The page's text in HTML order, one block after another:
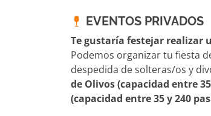
EVENTOS PRIVADOS
Te gustaría festejar realizar
Podemos organizar tu fiesta
despedida de solteras/os y
de Olivos (capacidad entre
(capacidad entre 35 y 240